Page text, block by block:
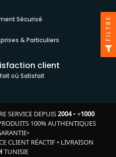
Sécurisé
& Particuliers
client
où Satisfait
SERVICE DEPUIS2004• +1000
100% AUTHENTIQUES
•
CLIENT RÉACTIF • LIVRAISON
TUNISIE
FILTRE